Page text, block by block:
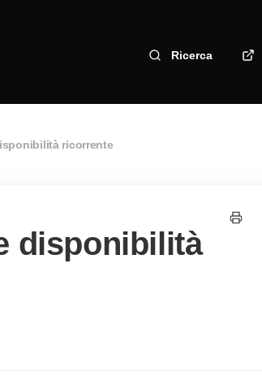
Ricerca
ricorrente
disponibilità